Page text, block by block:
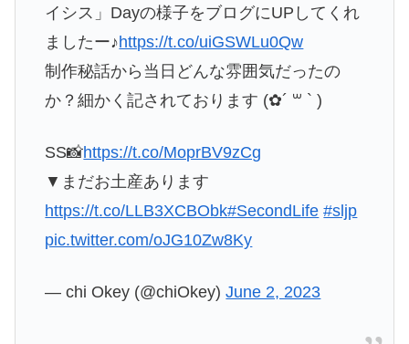
イシス」Dayの様子をブログにUPしてくれ
ましたー♪https://t.co/uiGSWLu0Qw
制作秘話から当日どんな雰囲気だったの
か？細かく記されております (✿´ ꒳ ` )
SS📸https://t.co/MoprBV9zCg
▼まだお土産あります
https://t.co/LLB3XCBObk#SecondLife #sljp
pic.twitter.com/oJG10Zw8Ky
— chi Okey (@chiOkey)June 2, 2023